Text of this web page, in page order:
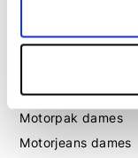
Motorkleding
Motorbroek dames
Motorpak dames
Motorjeans dames